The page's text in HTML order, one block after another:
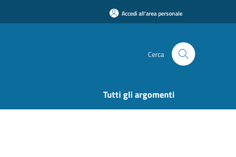
Accedi all'area personale
Cerca
Tutti gli argomenti